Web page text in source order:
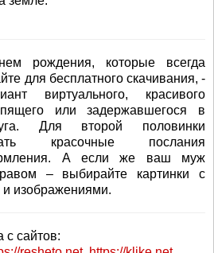
рождения, которые всегда
для бесплатного скачивания, -
виртуального, красивого
или задержавшегося в
Для второй половинки
красочные послания
А если же ваш муж
– выбирайте картинки с
изображениями.
сайтов: